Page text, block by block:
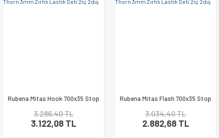
Rubena Mitas Hook 700x35 Stop
2dış
3.286,40 TL
3.122,08 TL
Rubena Mitas Flash 700x35 Stop
2dış
3.034,40 TL
2.882,68 TL